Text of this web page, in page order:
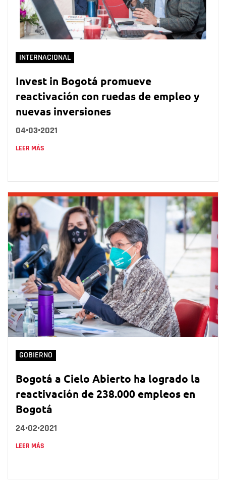
INTERNACIONAL
Invest in Bogotá promueve
reactivación con ruedas de empleo y
nuevas inversiones
04•03•2021
LEER MÁS
GOBIERNO
Bogotá a Cielo Abierto ha logrado la
reactivación de 238.000 empleos en
Bogotá
24•02•2021
LEER MÁS